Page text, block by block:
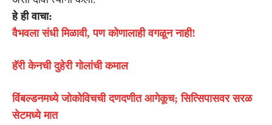
हे ही वाचा:
वैभवला संधी मिळावी, पण कोणालाही वगळून नाही!
हॅरी केनची दुहेरी गोलांची कमाल
विंबल्डनमध्ये जोकोविचची दणदणीत आगेकूच; सित्सिपासवर सरळ
सेटमध्ये मात